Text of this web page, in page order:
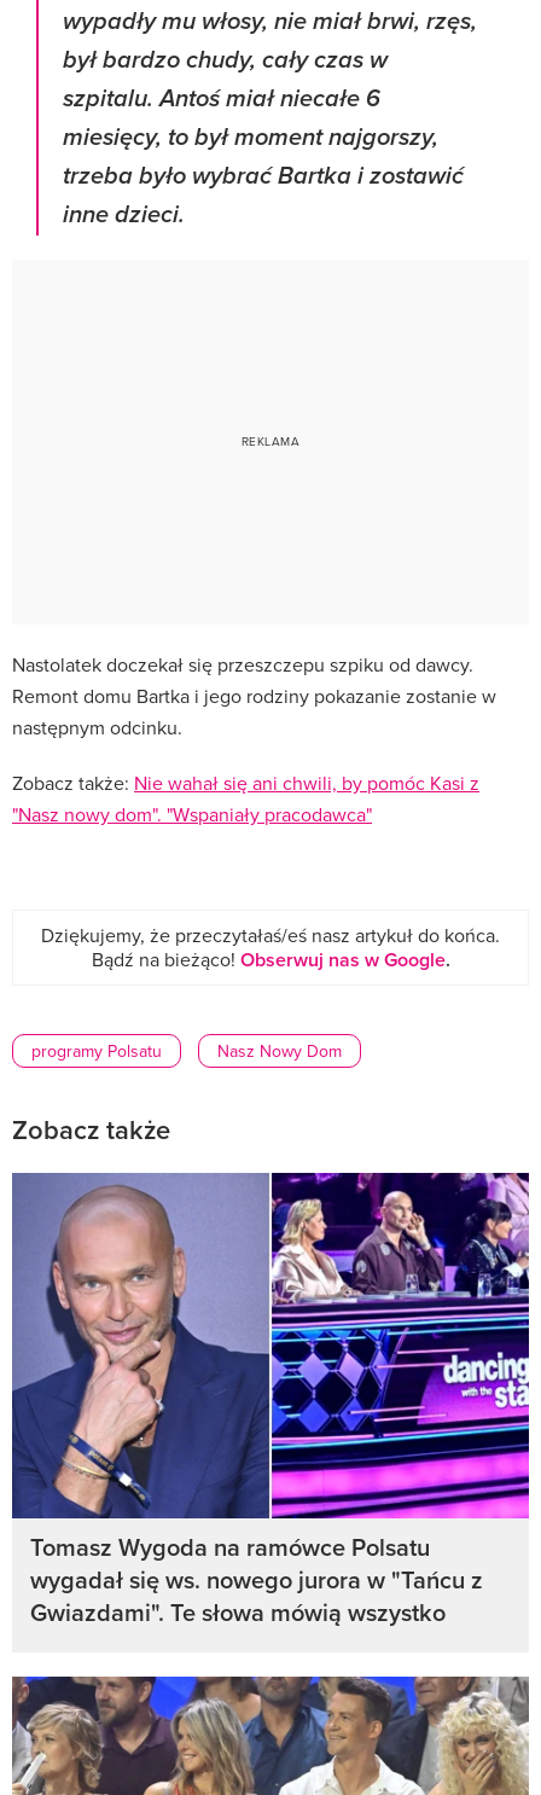
wypadły mu włosy, nie miał brwi, rzęs,
był bardzo chudy, cały czas w
szpitalu. Antoś miał niecałe 6
miesięcy, to był moment najgorszy,
trzeba było wybrać Bartka i zostawić
inne dzieci.
Nastolatek doczekał się przeszczepu szpiku od dawcy.
Remont domu Bartka i jego rodziny pokazanie zostanie w
następnym odcinku.
Zobacz także: Nie wahał się ani chwili, by pomóc Kasi z
"Nasz nowy dom". "Wspaniały pracodawca"
Dziękujemy, że przeczytałaś/eś nasz artykuł do końca.
Bądź na bieżąco! Obserwuj nas w Google.
programy Polsatu Nasz Nowy Dom
Zobacz także
Tomasz Wygoda na ramówce Polsatu
wygadał się ws. nowego jurora w "Tańcu z
Gwiazdami". Te słowa mówią wszystko